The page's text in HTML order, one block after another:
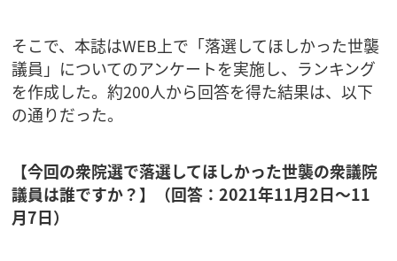
そこで、本誌はWEB上で「落選してほしかった世襲
議員」についてのアンケートを実施し、ランキング
を作成した。約200人から回答を得た結果は、以下
の通りだった。
【今回の衆院選で落選してほしかった世襲の衆議院
議員は誰ですか？】（回答：2021年11月2日〜11
月7日）